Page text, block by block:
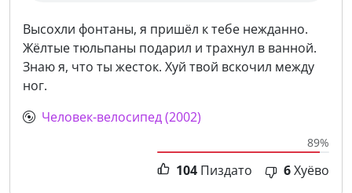
Высохли фонтаны, я пришёл к тебе нежданно.
Жёлтые тюльпаны подарил и трахнул в ванной.
Знаю я, что ты жесток. Хуй твой вскочил между
ног.
Человек-велосипед (2002)
89%
104 Пиздато 6Хуёво